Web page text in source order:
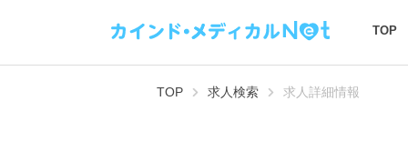
TOP
TOP 求人検索 求人詳細情報